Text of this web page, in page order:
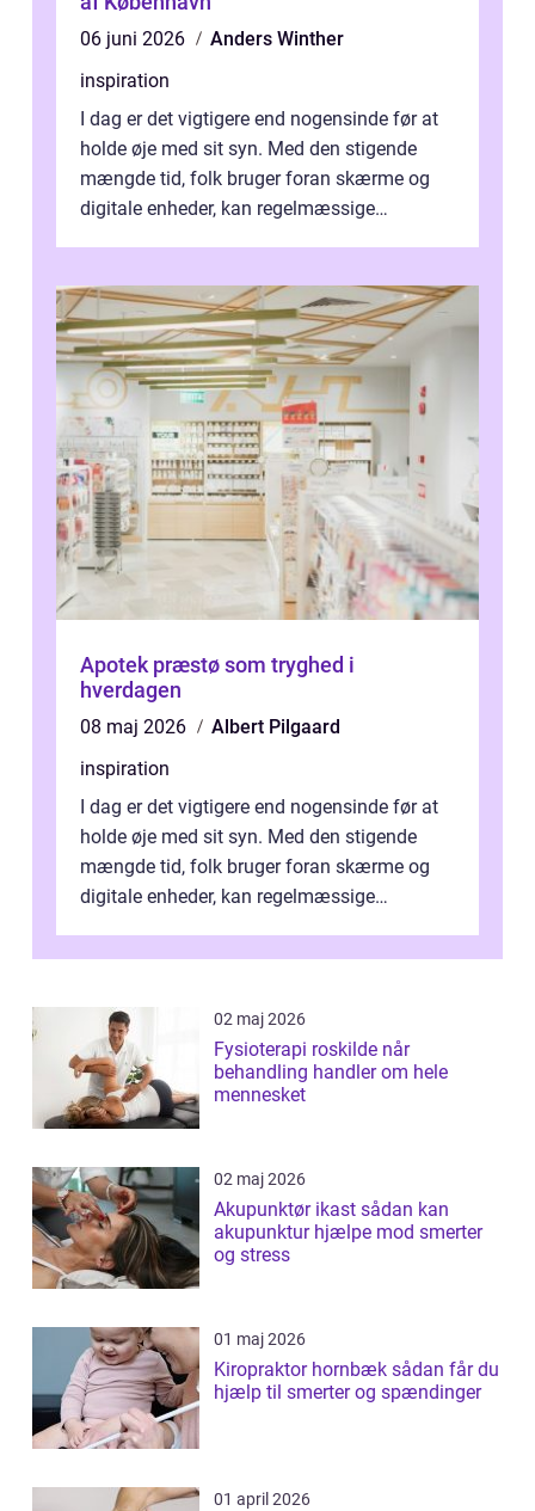
06 juni 2026
Anders Winther
inspiration
I dag er det vigtigere end nogensinde før at
holde øje med sit syn. Med den stigende
mængde tid, folk bruger foran skærme og
digitale enheder, kan regelmæssige
Apotek præstø som tryghed i
hverdagen
08 maj 2026
Albert Pilgaard
inspiration
I dag er det vigtigere end nogensinde før at
holde øje med sit syn. Med den stigende
mængde tid, folk bruger foran skærme og
digitale enheder, kan regelmæssige
02 maj 2026
Fysioterapi roskilde når
behandling handler om hele
mennesket
02 maj 2026
Akupunktør ikast sådan kan
akupunktur hjælpe mod smerter
og stress
01 maj 2026
Kiropraktor hornbæk sådan får du
hjælp til smerter og spændinger
01 april 2026